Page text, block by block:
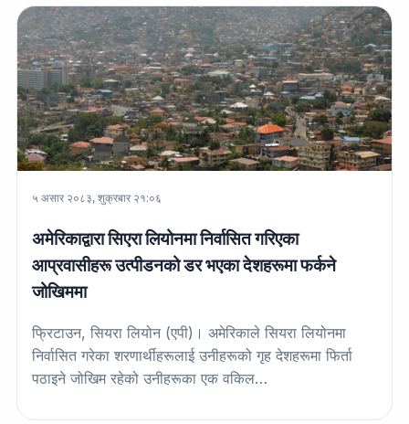
५ असार २०८३, शुक्रबार २१:०६
अमेरिकाद्वारा सिएरा लियोनमा निर्वासित गरिएका
आप्रवासीहरू उत्पीडनको डर भएका देशहरूमा फर्कने
जोखिममा
फ्रिटाउन, सियरा लियोन (एपी)। अमेरिकाले सियरा लियोनमा
निर्वासित गरेका शरणार्थीहरूलाई उनीहरूको गृह देशहरूमा फिर्ता
पठाइने जोखिम रहेको उनीहरूका एक वकिल…